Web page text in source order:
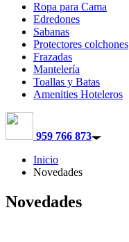
Ropa para Cama
Edredones
Sabanas
Protectores colchones
Frazadas
Mantelería
Toallas y Batas
Amenities Hoteleros
959 766 873
Inicio
Novedades
Novedades